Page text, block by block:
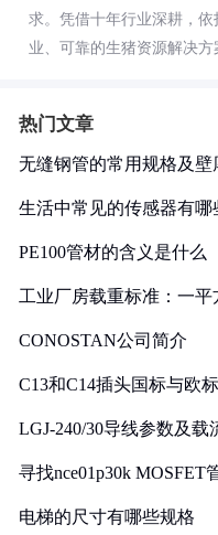
求。凭借十年行业深耕，
业、可靠的生猪资源解决方
热门文章
无缝钢管的常用规格及壁
生活中常见的传感器有哪
PE100管材的含义是什么
工业厂房载重标准：一
CONOSTAN公司简介
C13和C14插头国标与欧
LGJ-240/30导线参数及载
寻找nce01p30k MOSFET
电梯的尺寸有哪些规格